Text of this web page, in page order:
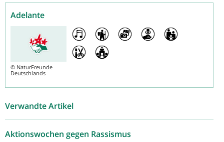
Adelante
© NaturFreunde
Deutschlands
Verwandte Artikel
Aktionswochen gegen Rassismus